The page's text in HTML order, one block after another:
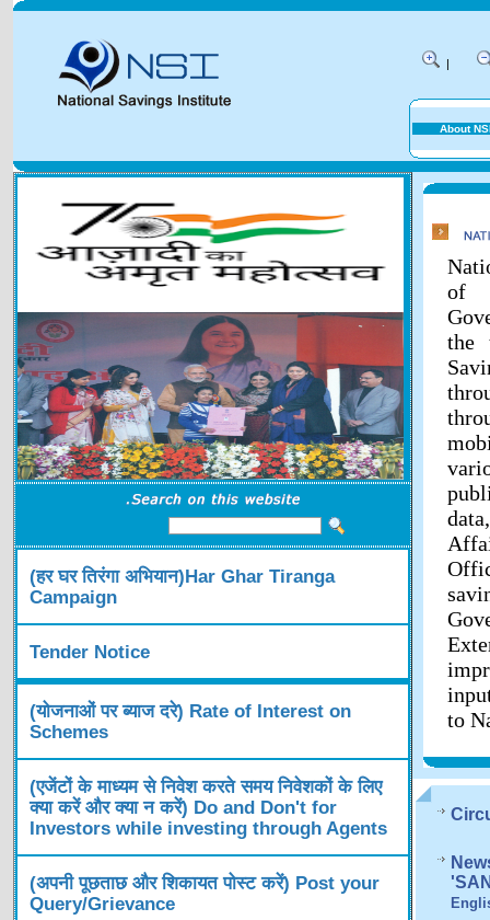
|
About
(हर घर तिरंगा अभियान)Har Ghar Tiranga
Campaign
Tender Notice
(योजनाओं पर ब्याज दरे) Rate of Interest on
Schemes
(एजेंटों के माध्यम से निवेश करते समय निवेशकों के लिए
क्या करें और क्या न करें) Do and Don't for
Investors while investing through Agents
(अपनी पूछताछ और शिकायत पोस्ट करें) Post your
Query/Grievance
of
the
to